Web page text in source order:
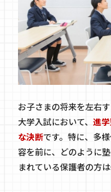
お子さまの将来を左右
大学入試において、 進
な決断です。特に、多
容を前に、どのように
まれている保護者の方